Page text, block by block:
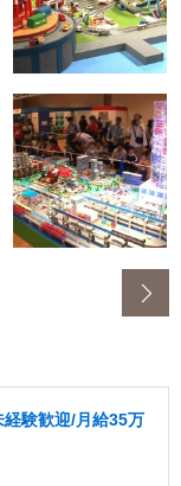
験歓迎/月給35万